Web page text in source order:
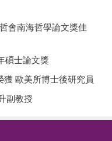
會南海哲學論文獎佳
碩士論文獎
歐美所博士後研究員
副教授